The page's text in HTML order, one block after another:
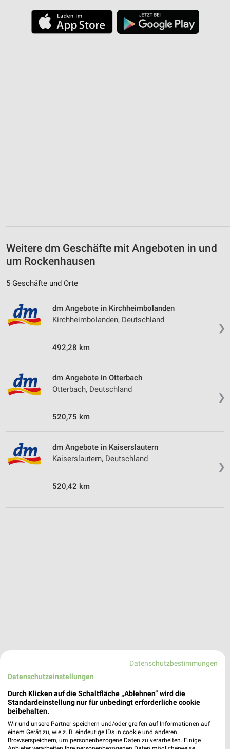
Weitere dm Geschäfte mit Angeboten in und
um Rockenhausen
5 Geschäfte und Orte
❯
dm Angebote in Kirchheimbolanden
Kirchheimbolanden, Deutschland
492,28 km
❯
dm Angebote in Otterbach
Otterbach, Deutschland
520,75 km
❯
dm Angebote in Kaiserslautern
Kaiserslautern, Deutschland
520,42 km
dm Angebote in Eisenberg (Pfalz)
Eisenberg (Pfalz), Deutschland
496,81 km
Datenschutzbestimmungen
Datenschutzeinstellungen
Durch Klicken auf die Schaltfläche „Ablehnen“ wird die
Standardeinstellung nur für unbedingt erforderliche cookie
beibehalten.
Wir und unsere Partner speichern und/oder greifen auf Informationen auf
einem Gerät zu, wie z. B. eindeutige IDs in cookie und anderen
Browserspeichern, um personenbezogene Daten zu verarbeiten. Einige